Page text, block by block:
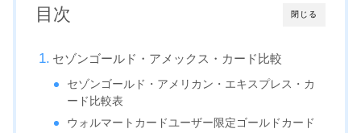
閉じる
目次
セゾンゴールド・アメックス・カード比較
セゾンゴールド・アメリカン・エキスプレス・カ
ード比較表
ウォルマートカードユーザー限定ゴールドカード